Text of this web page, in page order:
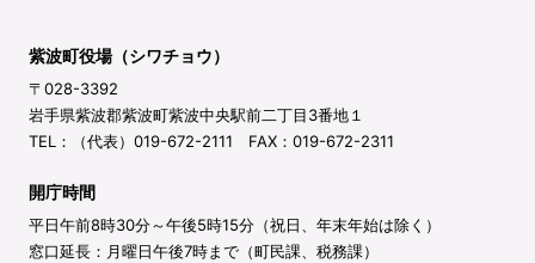
紫波町役場（シワチョウ）
〒028-3392
岩手県紫波郡紫波町紫波中央駅前二丁目3番地１
TEL：（代表）019-672-2111 FAX：019-672-2311
開庁時間
平日午前8時30分～午後5時15分（祝日、年末年始は除く）
窓口延長：月曜日午後7時まで（町民課、税務課）